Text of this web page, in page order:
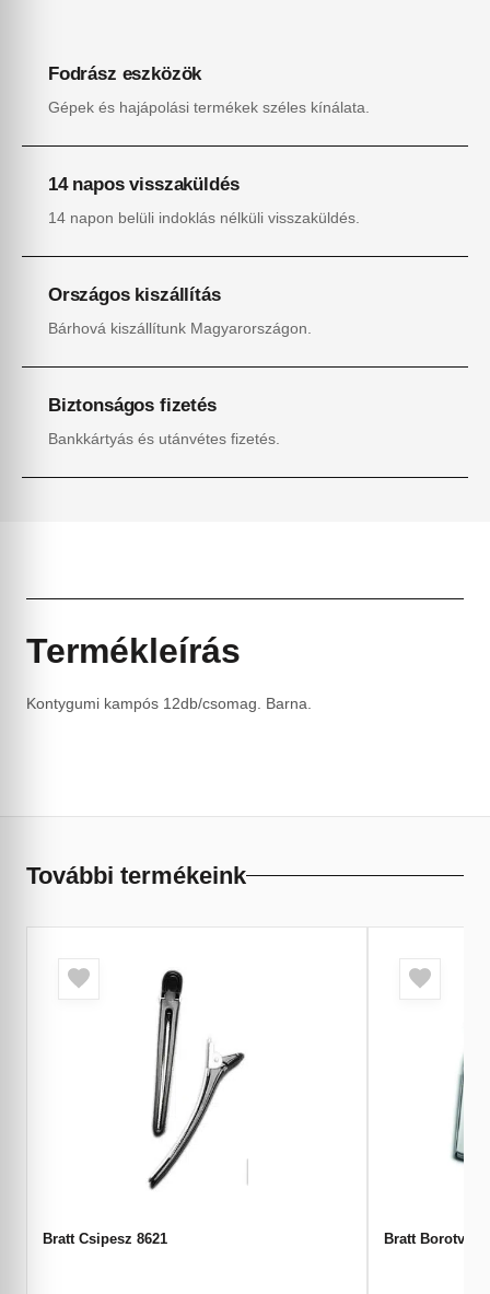
Fodrász eszközök
Gépek és hajápolási termékek széles kínálata.
14 napos visszaküldés
14 napon belüli indoklás nélküli visszaküldés.
Országos kiszállítás
Bárhová kiszállítunk Magyarországon.
Biztonságos fizetés
Bankkártyás és utánvétes fizetés.
Termékleírás
Kontygumi kampós 12db/csomag. Barna.
További termékeink
Bratt Csipesz 8621 Bratt Borotva